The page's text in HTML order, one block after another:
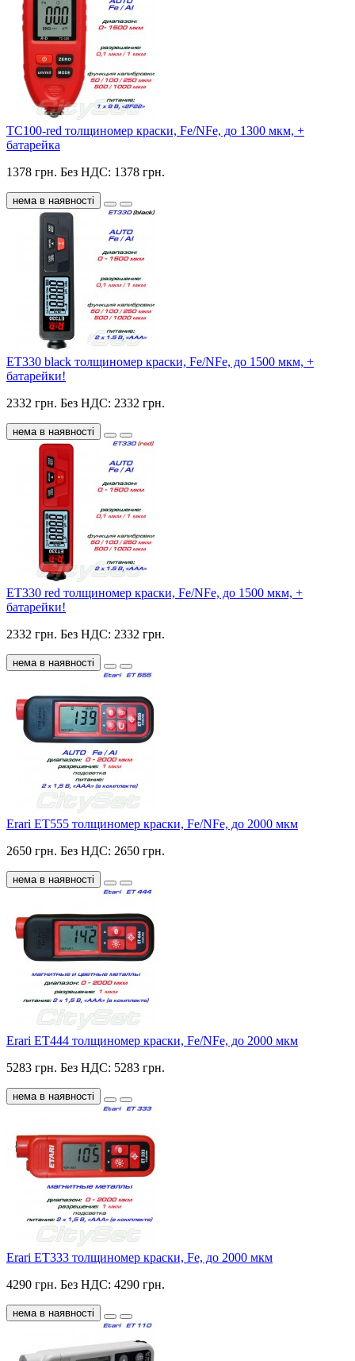
TC100-red толщиномер краски, Fe/NFe, до 1300 мкм, +
батарейка
1378 грн. Без НДС: 1378 грн.
нема в наявності
ET330 black толщиномер краски, Fe/NFe, до 1500 мкм, +
батарейки!
2332 грн. Без НДС: 2332 грн.
нема в наявності
ET330 red толщиномер краски, Fe/NFe, до 1500 мкм, +
батарейки!
2332 грн. Без НДС: 2332 грн.
нема в наявності
Erari ET555 толщиномер краски, Fe/NFe, до 2000 мкм
2650 грн. Без НДС: 2650 грн.
нема в наявності
Erari ET444 толщиномер краски, Fe/NFe, до 2000 мкм
5283 грн. Без НДС: 5283 грн.
нема в наявності
Erari ET333 толщиномер краски, Fe, до 2000 мкм
4290 грн. Без НДС: 4290 грн.
нема в наявності